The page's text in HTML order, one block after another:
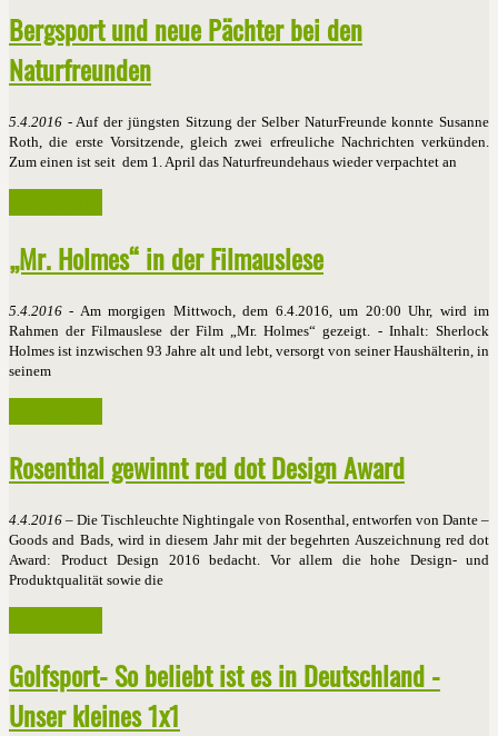
Bergsport und neue Pächter bei den
Naturfreunden
5.4.2016 - Auf der jüngsten Sitzung der Selber NaturFreunde konnte Susanne
Roth, die erste Vorsitzende, gleich zwei erfreuliche Nachrichten verkünden.
Zum einen ist seit dem 1. April das Naturfreundehaus wieder verpachtet an
„Mr. Holmes“ in der Filmauslese
5.4.2016 - Am morgigen Mittwoch, dem 6.4.2016, um 20:00 Uhr, wird im
Rahmen der Filmauslese der Film „Mr. Holmes“ gezeigt. - Inhalt: Sherlock
Holmes ist inzwischen 93 Jahre alt und lebt, versorgt von seiner Haushälterin, in
seinem
Rosenthal gewinnt red dot Design Award
4.4.2016 – Die Tischleuchte Nightingale von Rosenthal, entworfen von Dante –
Goods and Bads, wird in diesem Jahr mit der begehrten Auszeichnung red dot
Award: Product Design 2016 bedacht. Vor allem die hohe Design- und
Produktqualität sowie die
Golfsport- So beliebt ist es in Deutschland -
Unser kleines 1x1